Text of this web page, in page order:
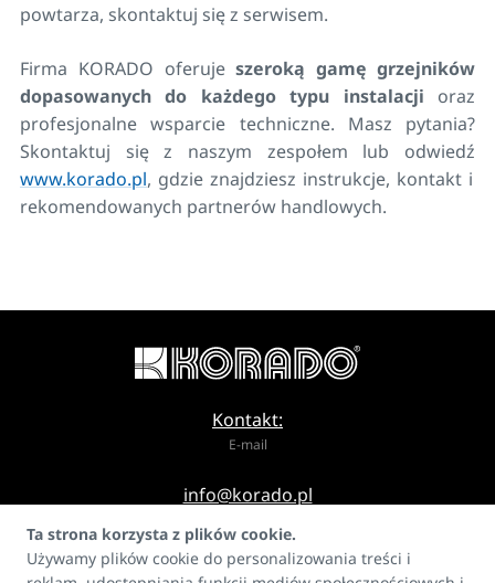
powtarza, skontaktuj się z serwisem.
Firma KORADO oferujeszeroką gamę grzejników
dopasowanych do każdego typu instalacji oraz
profesjonalne wsparcie techniczne. Masz pytania?
Skontaktuj się z naszym zespołem lub odwiedź
www.korado.pl, gdzie znajdziesz instrukcje, kontakt i
rekomendowanych partnerów handlowych.
Kontakt:
E-mail
info@korado.pl
Ta strona korzysta z plików cookie.
Używamy plików cookie do personalizowania treści i